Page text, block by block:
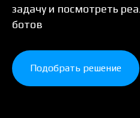
задачу и посмотреть
ботов
Подобрать решение